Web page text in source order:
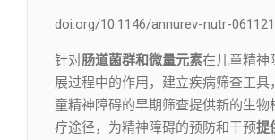
doi.org/10.1146/annurev-nutr-
针对肠道菌群和微量元素在儿童精神
展过程中的作用，建立疾病筛查工具
童精神障碍的早期筛查提供新的生物
疗途径，为精神障碍的预防和干预提